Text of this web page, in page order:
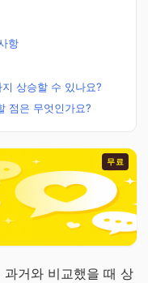
항
상승할 수 있나요?
점은 무엇인가요?
무료
거와 비교했을 때 상